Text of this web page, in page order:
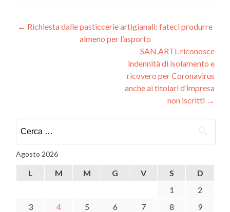
Navigazione
← Richiesta dalle pasticcerie artigianali: fateci produrre
almeno per l’asporto
SAN.ARTI. riconosce
indennità di isolamento e
ricovero per Coronavirus
anche ai titolari d’impresa
non iscritti →
per:
Agosto 2026
L M M G V S
D
1
2
3
4 5 6 7 8
9